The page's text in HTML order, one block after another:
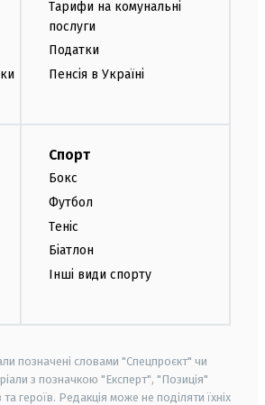
Тарифи на комунальні
послуги
Податки
Пенсія в Україні
Спорт
Бокс
Футбол
Теніс
Біатлон
Інші види спорту
позначені словами "Спецпроєкт" чи
з позначкою "Експерт", "Позиція"
героїв. Редакція може не поділяти їхніх